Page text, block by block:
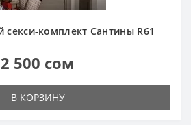
2 500 сом
В КОРЗИНУ